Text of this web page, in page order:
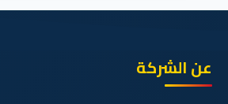
عن الشركة